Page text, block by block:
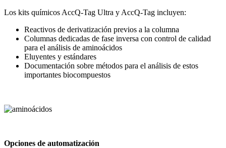
Los kits químicos AccQ-Tag Ultra y AccQ-Tag incluyen:
Reactivos de derivatización previos a la columna
Columnas dedicadas de fase inversa con control de calidad
para el análisis de aminoácidos
Eluyentes y estándares
Documentación sobre métodos para el análisis de estos
importantes biocompuestos
Opciones de automatización